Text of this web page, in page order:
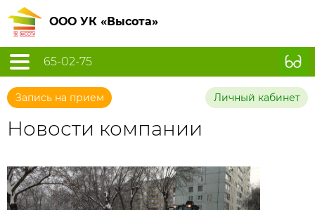
ООО УК «Высота»
65-02-75
Запись на прием Личный кабинет
Новости компании